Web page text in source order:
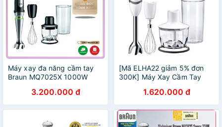
Máy xay đa năng cầm tay
Braun MQ7025X 1000W
3.200.000 đ
[Mã ELHA22 giảm 5% đơn
300K] Máy Xay Cầm Tay
Vario - Trắng - Hàng Chính
Hãng
1.620.000 đ